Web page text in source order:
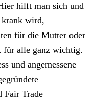
hilft man sich und
krank wird,
für die Mutter oder
für alle ganz wichtig.
und angemessene
Fair Trade